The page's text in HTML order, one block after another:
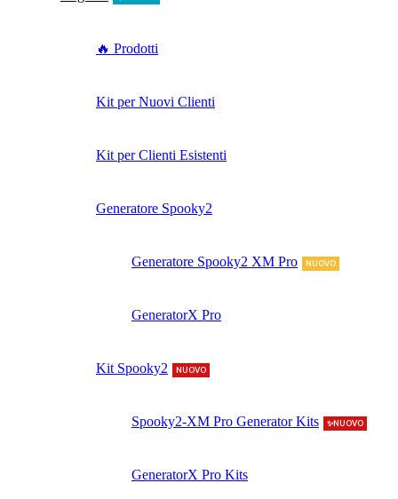
🔥 Prodotti
Kit per Nuovi Clienti
Kit per Clienti Esistenti
Generatore Spooky2
Generatore Spooky2 XM Pro NUOVO
GeneratorX Pro
Kit Spooky2 NUOVO
Spooky2-XM Pro Generator Kits ✨NUOVO
GeneratorX Pro Kits